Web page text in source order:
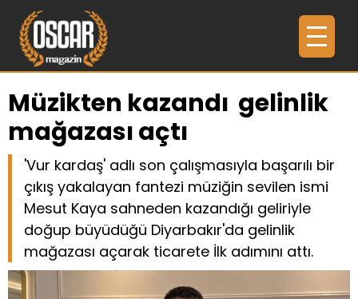
Müzikten kazandı gelinlik
mağazası açtı
'Vur kardaş' adlı son çalışmasıyla başarılı bir
çıkış yakalayan fantezi müziğin sevilen ismi
Mesut Kaya sahneden kazandığı geliriyle
doğup büyüdüğü Diyarbakır'da gelinlik
mağazası açarak ticarete İlk adımını attı.